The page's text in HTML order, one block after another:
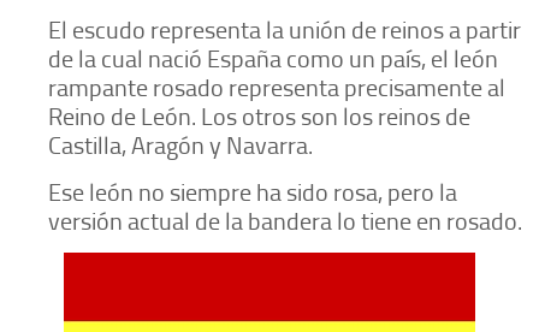
El escudo representa la unión de reinos a partir
de la cual nació España como un país, el león
rampante rosado representa precisamente al
Reino de León. Los otros son los reinos de
Castilla, Aragón y Navarra.
Ese león no siempre ha sido rosa, pero la
versión actual de la bandera lo tiene en rosado.